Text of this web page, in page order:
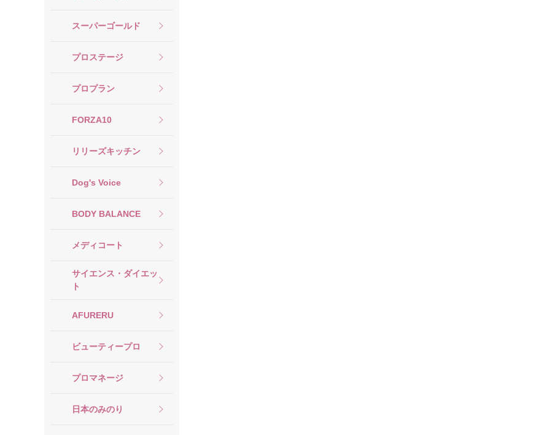
スーパーゴールド
プロステージ
プロプラン
FORZA10
リリーズキッチン
Dog's Voice
BODY BALANCE
メディコート
サイエンス・ダイエッ
ト
AFURERU
ビューティープロ
プロマネージ
日本のみのり